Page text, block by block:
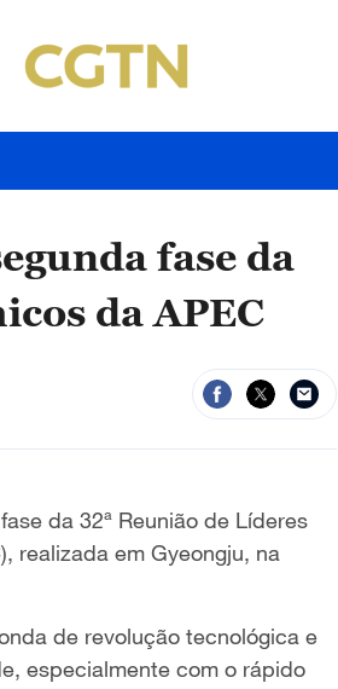
fase da
da APEC
da 32ª Reunião de Líderes
realizada em Gyeongju, na
de revolução tecnológica e
especialmente com o rápido